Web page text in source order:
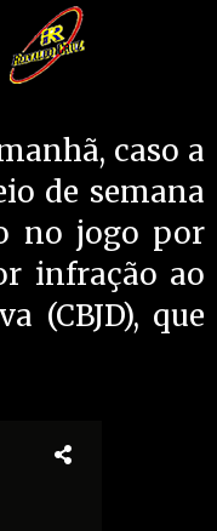
caso a
de semana
no jogo por
infração ao
(CBJD), que